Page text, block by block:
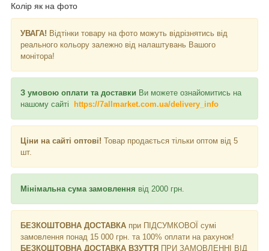
Колір як на фото
УВАГА! Відтінки товару на фото можуть відрізнятись від
реального кольору залежно від налаштувань Вашого
монітора!
З умовою оплати та доставки Ви можете ознайомитись на
нашому сайті
https://7allmarket.com.ua/delivery_info
Ціни на сайті оптові! Товар продається тільки оптом від 5
шт.
Мінімальна сума замовлення від 2000 грн.
БЕЗКОШТОВНА ДОСТАВКА при ПІДСУМКОВОЇ сумі
замовлення понад 15 000 грн. та 100% оплати на рахунок!
БЕЗКОШТОВНА ДОСТАВКА ВЗУТТЯ ПРИ ЗАМОВЛЕННІ ВІД